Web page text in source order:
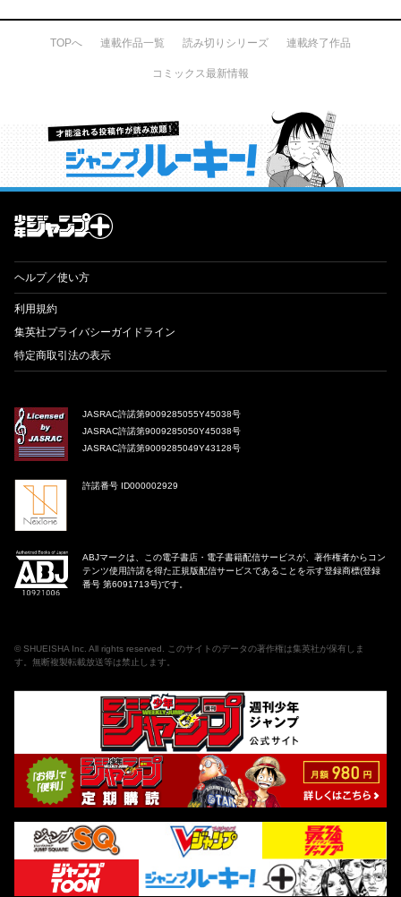
TOPへ 連載作品一覧 読み切りシリーズ 連載終了作品
コミックス最新情報
才能溢れる投稿作が読み放題！ ジャンプルーキー！
ヘルプ／使い方
利用規約
集英社プライバシーガイドライン
特定商取引法の表示
JASRAC許諾第9009285055Y45038号
JASRAC許諾第9009285050Y45038号
JASRAC許諾第9009285049Y43128号
許諾番号 ID000002929
ABJマークは、この電子書店・電子書籍配信サービスが、著作権者からコン
テンツ使用許諾を得た正規版配信サービスであることを示す登録商標(登録
番号 第6091713号)です。
© SHUEISHA Inc . All rights reserved. このサイトのデータの著作権は集英社が保有しま
す。無断複製転載放送等は禁止します。